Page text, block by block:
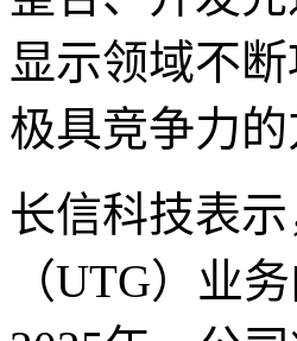
显示领域不
极具竞争力
长信科技表
（UTG）业